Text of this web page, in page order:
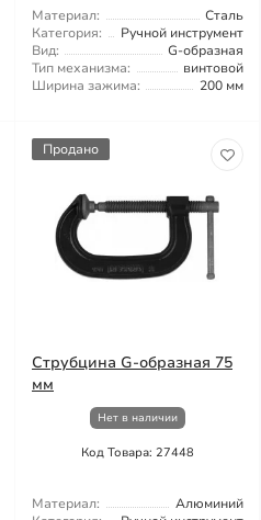
Материал:
Сталь
Категория:
Ручной инструмент
Вид:
G-образная
Тип механизма:
винтовой
Ширина зажима:
200 мм
Продано
Струбцина G-образная 75
мм
Нет в наличии
Код Товара: 27448
Материал:
Алюминий